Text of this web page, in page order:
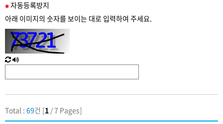
필
수
력
자동등록방지
아래 이미지의 숫자를 보이는 대로 입력하여 주세요.
새
로
침
한
글
성
Total : 69건 [1 / 7 Pages]